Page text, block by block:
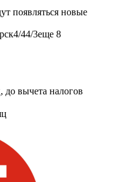
появляться новые
4/44/3еще 8
до вычета налогов